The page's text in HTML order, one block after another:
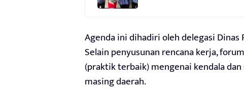
Agenda ini dihadiri oleh delegasi
Selain penyusunan rencana kerja,
(praktik terbaik) mengenai kendala
masing daerah.